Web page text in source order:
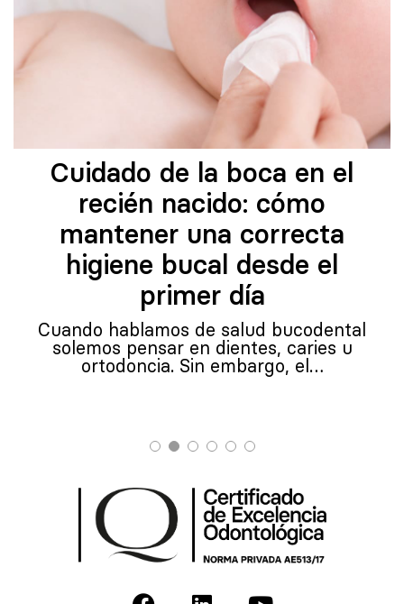
Cuidado de la boca en el
recién nacido: cómo
mantener una correcta
higiene bucal desde el
primer día
Cuando hablamos de salud bucodental
solemos pensar en dientes, caries u
ortodoncia. Sin embargo, el…